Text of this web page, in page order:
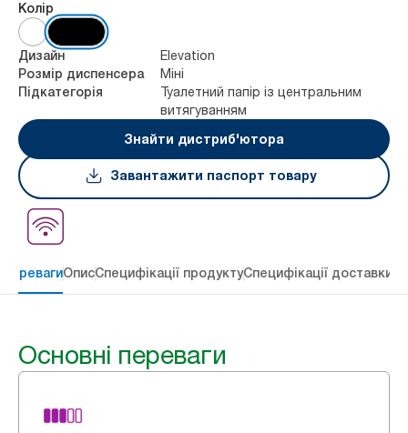
Колір
Дизайн Elevation
Розмір диспенсера Міні
Підкатегорія
Туалетний папір із центральним
витягуванням
Знайти дистриб'ютора
Завантажити паспорт товару
перевагиОписСпецифікації продуктуСпецифікації доставки
Основні переваги